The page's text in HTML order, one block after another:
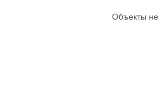
Объекты